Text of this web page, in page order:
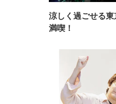
涼しく過ごせる
満喫！